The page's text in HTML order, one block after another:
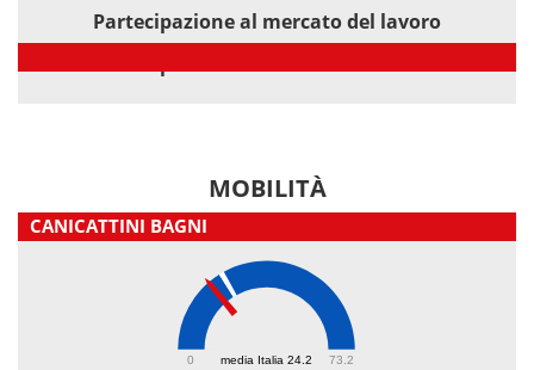
Partecipazione al mercato del lavoro
MOBILITÀ
CANICATTINI BAGNI
media Italia 24.2
0 73.2